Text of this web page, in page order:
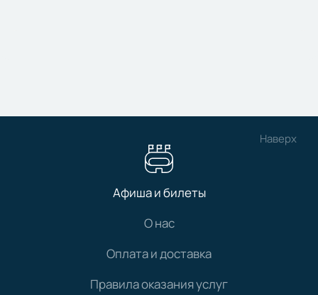
Наверх
Афиша и билеты
О нас
Оплата и доставка
Правила оказания услуг